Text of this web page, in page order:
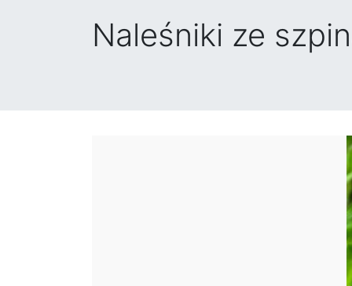
Naleśniki ze